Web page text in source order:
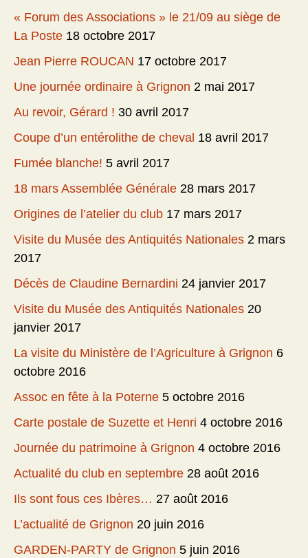
« Forum des Associations » le 21/09 au siège de
La Poste 18 octobre 2017
Jean Pierre ROUCAN 17 octobre 2017
Une journée ordinaire à Grignon 2 mai 2017
Au revoir, Gérard ! 30 avril 2017
Coupe d’un entérolithe de cheval 18 avril 2017
Fumée blanche! 5 avril 2017
18 mars Assemblée Générale 28 mars 2017
Origines de l’atelier du club 17 mars 2017
Visite du Musée des Antiquités Nationales 2 mars
2017
Décès de Claudine Bernardini 24 janvier 2017
Visite du Musée des Antiquités Nationales 20
janvier 2017
La visite du Ministère de l’Agriculture à Grignon 6
octobre 2016
Assoc en fête à la Poterne 5 octobre 2016
Carte postale de Suzette et Henri 4 octobre 2016
Journée du patrimoine à Grignon 4 octobre 2016
Actualité du club en septembre 28 août 2016
Ils sont fous ces Ibères… 27 août 2016
L’actualité de Grignon 20 juin 2016
GARDEN-PARTY de Grignon 5 juin 2016